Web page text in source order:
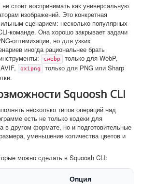
стоит воспринимать как универсальную
изображений. Это конкретная
сценарием: несколько популярных
команде. Она хорошо закрывает задачи
оптимизации, но для узких
иногда рациональнее брать
cwebp только для WebP,
oxipng
только для PNG или Sharp
Squoosh CLI
несколько типов операций над
есть не только кодеки для
в другом формате, но и подготовительные
уменьшение количества цветов и
можно сделать в Squoosh CLI:
Опция